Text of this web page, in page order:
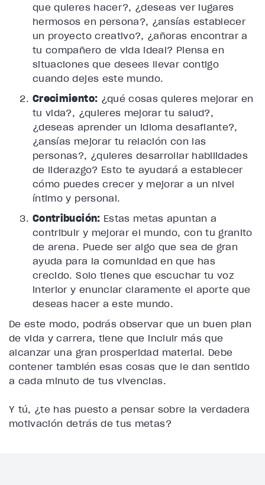
que quieres hacer?, ¿deseas ver lugares
hermosos en persona?, ¿ansías establecer
un proyecto creativo?, ¿añoras encontrar a
tu compañero de vida ideal? Piensa en
situaciones que desees llevar contigo
cuando dejes este mundo.
Crecimiento: ¿qué cosas quieres mejorar en
tu vida?, ¿quieres mejorar tu salud?,
¿deseas aprender un idioma desafiante?,
¿ansías mejorar tu relación con las
personas?, ¿quieres desarrollar habilidades
de liderazgo? Esto te ayudará a establecer
cómo puedes crecer y mejorar a un nivel
íntimo y personal.
Contribución: Estas metas apuntan a
contribuir y mejorar el mundo, con tu granito
de arena. Puede ser algo que sea de gran
ayuda para la comunidad en que has
crecido. Solo tienes que escuchar tu voz
interior y enunciar claramente el aporte que
deseas hacer a este mundo.
De este modo, podrás observar que un buen plan
de vida y carrera, tiene que incluir más que
alcanzar una gran prosperidad material. Debe
contener también esas cosas que le dan sentido
a cada minuto de tus vivencias.
Y tú, ¿te has puesto a pensar sobre la verdadera
motivación detrás de tus metas?